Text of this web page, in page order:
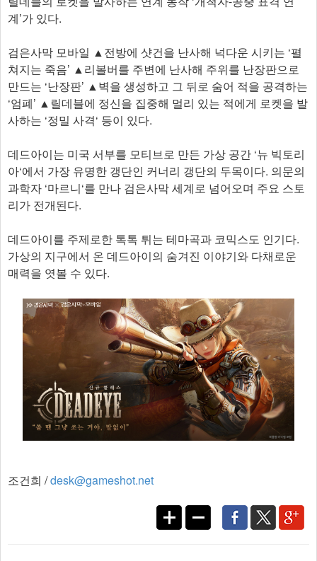
계’가 있다.
검은사막 모바일 ▲전방에 샷건을 난사해 넉다운 시키는 ‘펼
쳐지는 죽음’ ▲리볼버를 주변에 난사해 주위를 난장판으로
만드는 ‘난장판’ ▲벽을 생성하고 그 뒤로 숨어 적을 공격하는
‘엄폐’ ▲릴데블에 정신을 집중해 멀리 있는 적에게 로켓을 발
사하는 ‘정밀 사격‘ 등이 있다.
데드아이는 미국 서부를 모티브로 만든 가상 공간 ‘뉴 빅토리
아‘에서 가장 유명한 갱단인 커너리 갱단의 두목이다. 의문의
과학자 ‘마르니‘를 만나 검은사막 세계로 넘어오며 주요 스토
리가 전개된다.
데드아이를 주제로한 톡톡 튀는 테마곡과 코믹스도 인기다.
가상의 지구에서 온 데드아이의 숨겨진 이야기와 다채로운
매력을 엿볼 수 있다.
조건희 /desk@gameshot.net